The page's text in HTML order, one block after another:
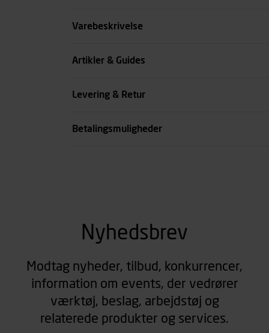
Størrelse
Varebeskrivelse
Artikler & Guides
Levering & Retur
Betalingsmuligheder
Nyhedsbrev
Modtag nyheder, tilbud, konkurrencer,
information om events, der vedrører
værktøj, beslag, arbejdstøj og
relaterede produkter og services.